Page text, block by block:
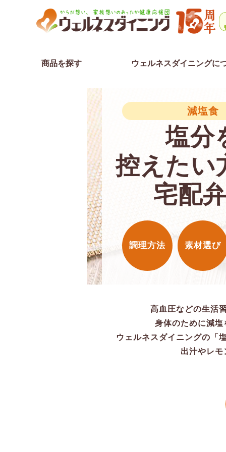
商品を探す ウェルネスダイニングに
減塩食
塩分
控えたい
宅配
調理方法 素材選び
高血圧などの生活
身体のために減
ウェルネスダイニングの「
出汁やレ